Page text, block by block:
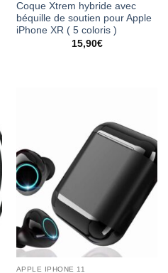
Coque Xtrem hybride avec
béquille de soutien pour Apple
iPhone XR ( 5 coloris )
15,90€
APPLE IPHONE 11